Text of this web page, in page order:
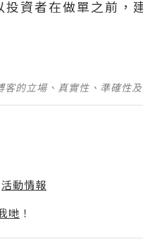
資者在做單之前，
的立場、真實性、準確性
活動情報
哋 ！